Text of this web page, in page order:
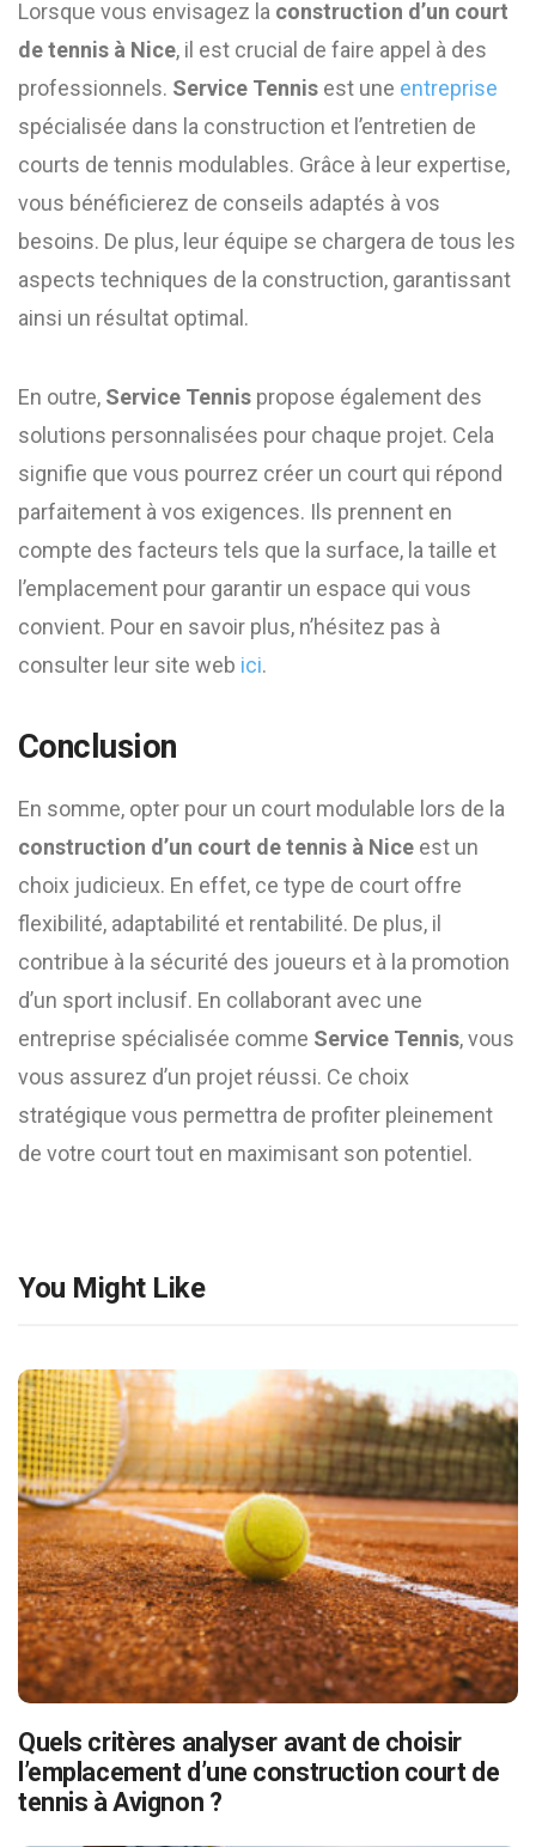
Lorsque vous envisagez la construction d’un court
de tennis à Nice, il est crucial de faire appel à des
professionnels. Service Tennis est une entreprise
spécialisée dans la construction et l’entretien de
courts de tennis modulables. Grâce à leur expertise,
vous bénéficierez de conseils adaptés à vos
besoins. De plus, leur équipe se chargera de tous les
aspects techniques de la construction, garantissant
ainsi un résultat optimal.
En outre, Service Tennis propose également des
solutions personnalisées pour chaque projet. Cela
signifie que vous pourrez créer un court qui répond
parfaitement à vos exigences. Ils prennent en
compte des facteurs tels que la surface, la taille et
l’emplacement pour garantir un espace qui vous
convient. Pour en savoir plus, n’hésitez pas à
consulter leur site web ici.
Conclusion
En somme, opter pour un court modulable lors de la
construction d’un court de tennis à Nice est un
choix judicieux. En effet, ce type de court offre
flexibilité, adaptabilité et rentabilité. De plus, il
contribue à la sécurité des joueurs et à la promotion
d’un sport inclusif. En collaborant avec une
entreprise spécialisée comme Service Tennis, vous
vous assurez d’un projet réussi. Ce choix
stratégique vous permettra de profiter pleinement
de votre court tout en maximisant son potentiel.
You Might Like
Quels critères analyser avant de choisir
l’emplacement d’une construction court de
tennis à Avignon ?